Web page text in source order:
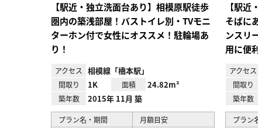
【駅近・独立洗面台あり】相模原駅徒歩
圏内の築浅部屋！バストイレ別・TVモニ
ターホン付で女性にオススメ！駐輪場あ
り！
アクセス 相模線「橋本駅」
間取り 1K 面積 24.82m²
築年数 2015年 11月 築
プラン名・期間
月額目安
【駅
そばに
ンスリ
用に便
アクセス
間取り
築年数
プラン